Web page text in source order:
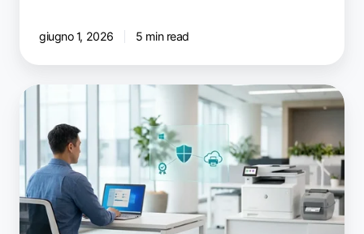
giugno 1, 2026 5 min read
Le
certificate
Mopria
smetteranno
di
funzionare